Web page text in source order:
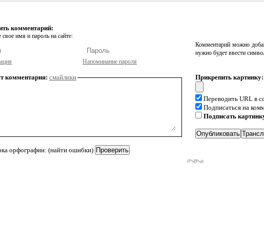
комментарий:
свое имя и пароль на сайте:
Напоминание пароля
Комментарий можно
нужно будет ввести
комментария: смайлики
орфографии: (найти ошибки)
Прикрепить картинку:
Переводить URL в
Подписаться на
Подписать